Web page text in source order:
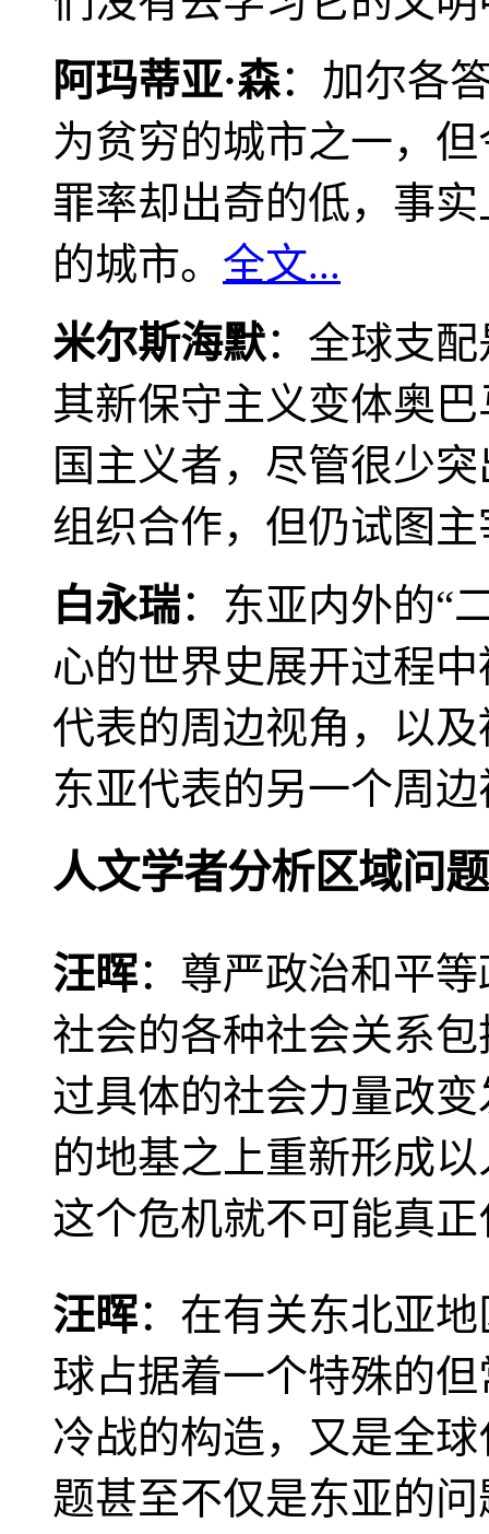
阿玛蒂亚·森：加尔各
为贫穷的城市之一，
罪率却出奇的低，事
的城市。 全文...
米尔斯海默：全球支
其新保守主义变体奥
国主义者，尽管很少
组织合作，但仍试图
白永瑞：东亚内外的“
心的世界史展开过程
代表的周边视角，以
东亚代表的另一个周
人文学者分析区域问题
汪晖：尊严政治和平
社会的各种社会关系
过具体的社会力量改
的地基之上重新形成
这个危机就不可能真
汪晖：在有关东北亚
球占据着一个特殊的
冷战的构造，又是全
题甚至不仅是东亚的